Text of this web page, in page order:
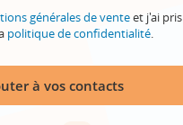
générales de venteet j'ai pris
politique de confidentialité.
à vos contacts